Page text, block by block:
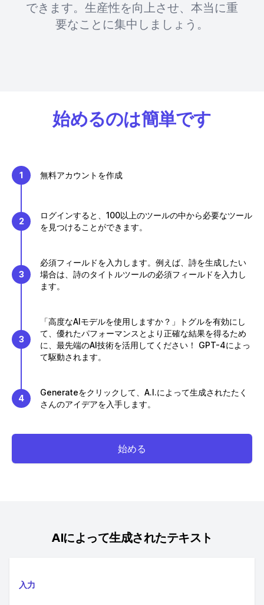
できます。生産性を向上させ、本当に重
要なことに集中しましょう。
始めるのは簡単です
1 無料アカウントを作成
2
ログインすると、100以上のツールの中から必要なツール
を見つけることができます。
3
必須フィールドを入力します。例えば、詩を生成したい
場合は、詩のタイトルツールの必須フィールドを入力し
ます。
3
「高度なAIモデルを使用しますか？」トグルを有効にし
て、優れたパフォーマンスとより正確な結果を得るため
に、最先端のAI技術を活用してください！ GPT-4によっ
て駆動されます。
4
Generateをクリックして、A.I.によって生成されたたく
さんのアイデアを入手します。
始める
AIによって生成されたテキスト
入力